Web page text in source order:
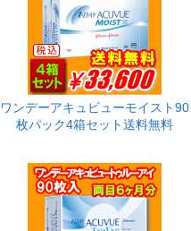
ワンデーアキュビューモイスト90
枚パック4箱セット送料無料